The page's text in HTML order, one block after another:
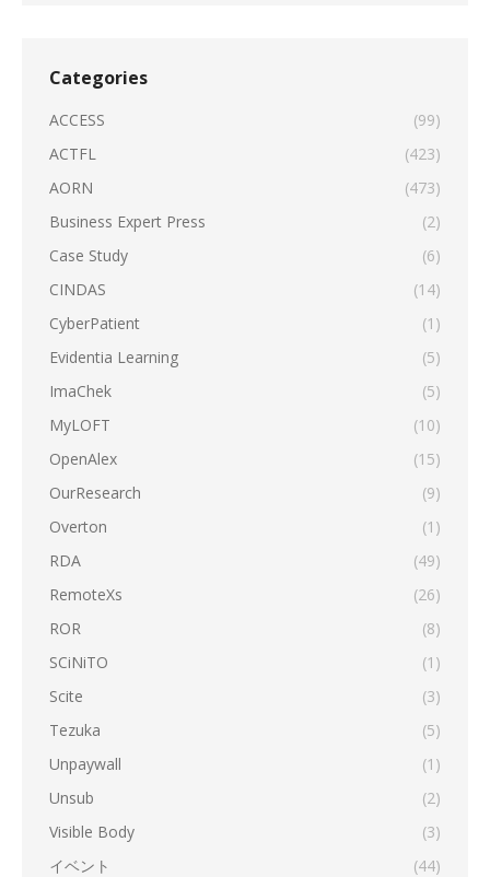
Categories
ACCESS
(99)
ACTFL
(423)
AORN
(473)
Business Expert Press
(2)
Case Study
(6)
CINDAS
(14)
CyberPatient
(1)
Evidentia Learning
(5)
ImaChek
(5)
MyLOFT
(10)
OpenAlex
(15)
OurResearch
(9)
Overton
(1)
RDA
(49)
RemoteXs
(26)
ROR
(8)
SCiNiTO
(1)
Scite
(3)
Tezuka
(5)
Unpaywall
(1)
Unsub
(2)
Visible Body
(3)
イベント
(44)